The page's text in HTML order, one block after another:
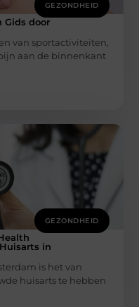
GEZONDHEID
Gids door
van sportactiviteiten,
aan de binnenkant
GEZONDHEID
in
is het van
huisarts te hebben